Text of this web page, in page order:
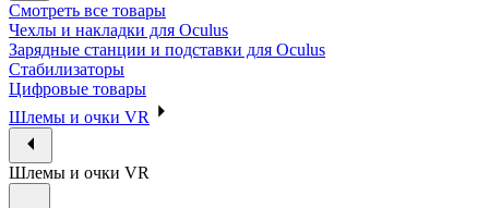
Смотреть все товары
Чехлы и накладки для Oculus
Зарядные станции и подставки для Oculus
Стабилизаторы
Цифровые товары
Шлемы и очки VR
Шлемы и очки VR